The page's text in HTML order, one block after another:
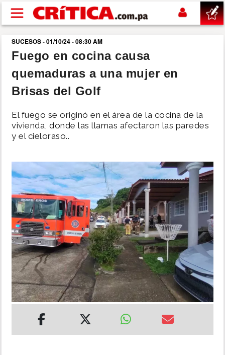
Pasar al contenido principal
buscar
SUCESOS
POLÍTICA
DEPORTES
MUNDO
INSÓLITAS
MULTIMEDIA
IMPRESO
SUCESOS - 01/10/24 - 08:30 AM
Fuego en cocina causa
quemaduras a una mujer en
Brisas del Golf
El fuego se originó en el área de la cocina de la
vivienda, donde las llamas afectaron las paredes
y el cieloraso..